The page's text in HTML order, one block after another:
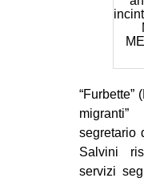
“Furbette”
segretario
Salvini
servizi